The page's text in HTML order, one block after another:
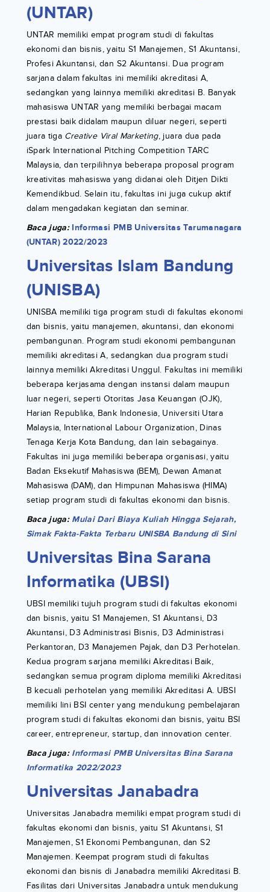
(UNTAR)
UNTAR memiliki empat program studi di fakultas
ekonomi dan bisnis, yaitu S1 Manajemen, S1 Akuntansi,
Profesi Akuntansi, dan S2 Akuntansi. Dua program
sarjana dalam fakultas ini memiliki akreditasi A,
sedangkan yang lainnya memiliki akreditasi B. Banyak
mahasiswa UNTAR yang memiliki berbagai macam
prestasi baik didalam maupun diluar negeri, seperti
juara tiga Creative Viral Marketing, juara dua pada
iSpark International Pitching Competition TARC
Malaysia, dan terpilihnya beberapa proposal program
kreativitas mahasiswa yang didanai oleh Ditjen Dikti
Kemendikbud. Selain itu, fakultas ini juga cukup aktif
dalam mengadakan kegiatan dan seminar.
Baca juga: Informasi PMB Universitas Tarumanagara
(UNTAR) 2022/2023
Universitas Islam Bandung
(UNISBA)
UNISBA memiliki tiga program studi di fakultas ekonomi
dan bisnis, yaitu manajemen, akuntansi, dan ekonomi
pembangunan. Program studi ekonomi pembangunan
memiliki akreditasi A, sedangkan dua program studi
lainnya memiliki Akreditasi Unggul. Fakultas ini memiliki
beberapa kerjasama dengan instansi dalam maupun
luar negeri, seperti Otoritas Jasa Keuangan (OJK),
Harian Republika, Bank Indonesia, Universiti Utara
Malaysia, International Labour Organization, Dinas
Tenaga Kerja Kota Bandung, dan lain sebagainya.
Fakultas ini juga memiliki beberapa organisasi, yaitu
Badan Eksekutif Mahasiswa (BEM), Dewan Amanat
Mahasiswa (DAM), dan Himpunan Mahasiswa (HIMA)
setiap program studi di fakultas ekonomi dan bisnis.
Baca juga: Mulai Dari Biaya Kuliah Hingga Sejarah,
Simak Fakta-Fakta Terbaru UNISBA Bandung di Sini
Universitas Bina Sarana
Informatika (UBSI)
UBSI memiliki tujuh program studi di fakultas ekonomi
dan bisnis, yaitu S1 Manajemen, S1 Akuntansi, D3
Akuntansi, D3 Administrasi Bisnis, D3 Administrasi
Perkantoran, D3 Manajemen Pajak, dan D3 Perhotelan.
Kedua program sarjana memiliki Akreditasi Baik,
sedangkan semua program diploma memiliki Akreditasi
B kecuali perhotelan yang memiliki Akreditasi A. UBSI
memiliki lini BSI center yang mendukung pembelajaran
program studi di fakultas ekonomi dan bisnis, yaitu BSI
career, entrepreneur, startup, dan innovation center.
Baca juga: Informasi PMB Universitas Bina Sarana
Informatika 2022/2023
Universitas Janabadra
Universitas Janabadra memiliki empat program studi di
fakultas ekonomi dan bisnis, yaitu S1 Akuntansi, S1
Manajemen, S1 Ekonomi Pembangunan, dan S2
Manajemen. Keempat program studi di fakultas
ekonomi dan bisnis di Janabadra memiliki Akreditasi B.
Fasilitas dari Universitas Janabadra untuk mendukung